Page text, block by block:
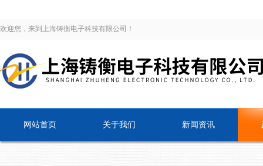
欢迎您，来到上海铸衡电子科技有限公司！
网站首页 关于我们 新闻资讯